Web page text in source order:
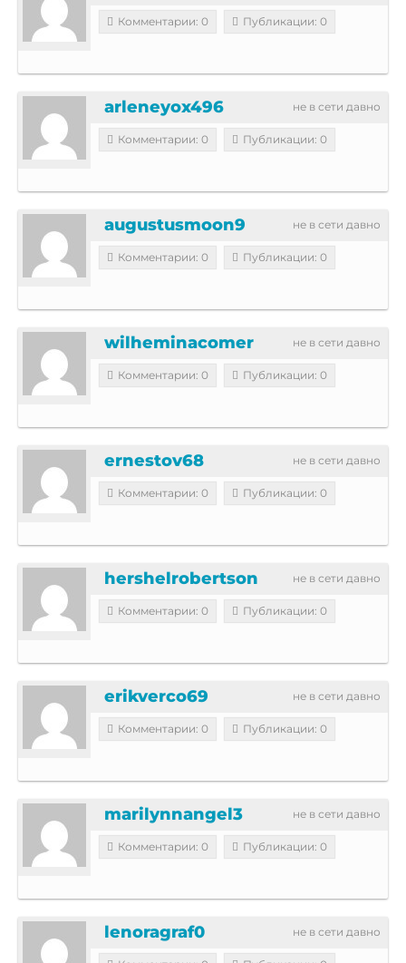
Комментарии: 0 Публикации: 0
не в сети давно
arleneyox496
Комментарии: 0 Публикации: 0
не в сети давно
augustusmoon9
Комментарии: 0 Публикации: 0
не в сети давно
wilheminacomer
Комментарии: 0 Публикации: 0
не в сети давно
ernestov68
Комментарии: 0 Публикации: 0
не в сети давно
hershelrobertson
Комментарии: 0 Публикации: 0
не в сети давно
erikverco69
Комментарии: 0 Публикации: 0
не в сети давно
marilynnangel3
Комментарии: 0 Публикации: 0
не в сети давно
lenoragraf0